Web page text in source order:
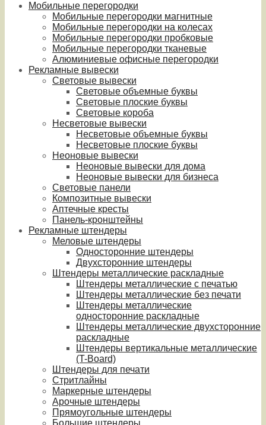
Мобильные перегородки
Мобильные перегородки магнитные
Мобильные перегородки на колесах
Мобильные перегородки пробковые
Мобильные перегородки тканевые
Алюминиевые офисные перегородки
Рекламные вывески
Световые вывески
Световые объемные буквы
Световые плоские буквы
Световые короба
Несветовые вывески
Несветовые объемные буквы
Несветовые плоские буквы
Неоновые вывески
Неоновые вывески для дома
Неоновые вывески для бизнеса
Световые панели
Композитные вывески
Аптечные кресты
Панель-кронштейны
Рекламные штендеры
Меловые штендеры
Односторонние штендеры
Двухсторонние штендеры
Штендеры металлические раскладные
Штендеры металлические с печатью
Штендеры металлические без печати
Штендеры металлические
односторонние раскладные
Штендеры металлические двухсторонние
раскладные
Штендеры вертикальные металлические
(T-Board)
Штендеры для печати
Стритлайны
Маркерные штендеры
Арочные штендеры
Прямоугольные штендеры
Большие штендеры